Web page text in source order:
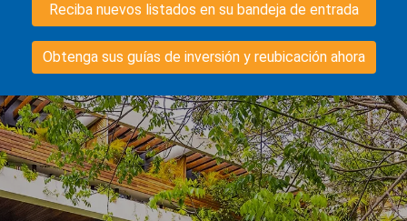
Reciba nuevos listados en su bandeja de entrada
Obtenga sus guías de inversión y reubicación ahora